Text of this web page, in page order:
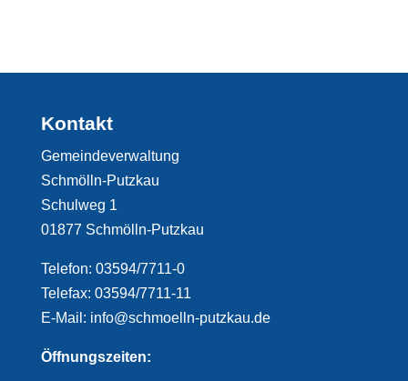
Kontakt
Gemeindeverwaltung
Schmölln-Putzkau
Schulweg 1
01877 Schmölln-Putzkau
Telefon: 03594/7711-0
Telefax: 03594/7711-11
E-Mail: info@schmoelln-putzkau.de
Öffnungszeiten: